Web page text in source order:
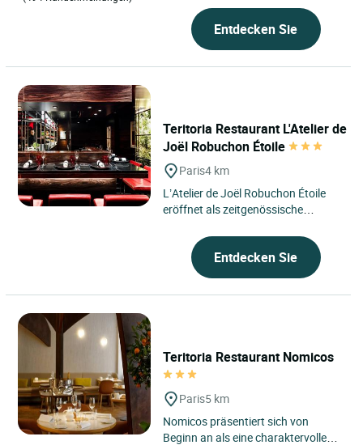
Entdecken Sie
Teritoria Restaurant L'Atelier de
Joël Robuchon Étoile
Paris4 km
L’Atelier de Joël Robuchon Étoile
eröffnet als zeitgenössische
Arrondissements von Paris,...
Entdecken Sie
Teritoria Restaurant Nomicos
Paris5 km
Nomicos präsentiert sich von
Beginn an als eine charaktervolle